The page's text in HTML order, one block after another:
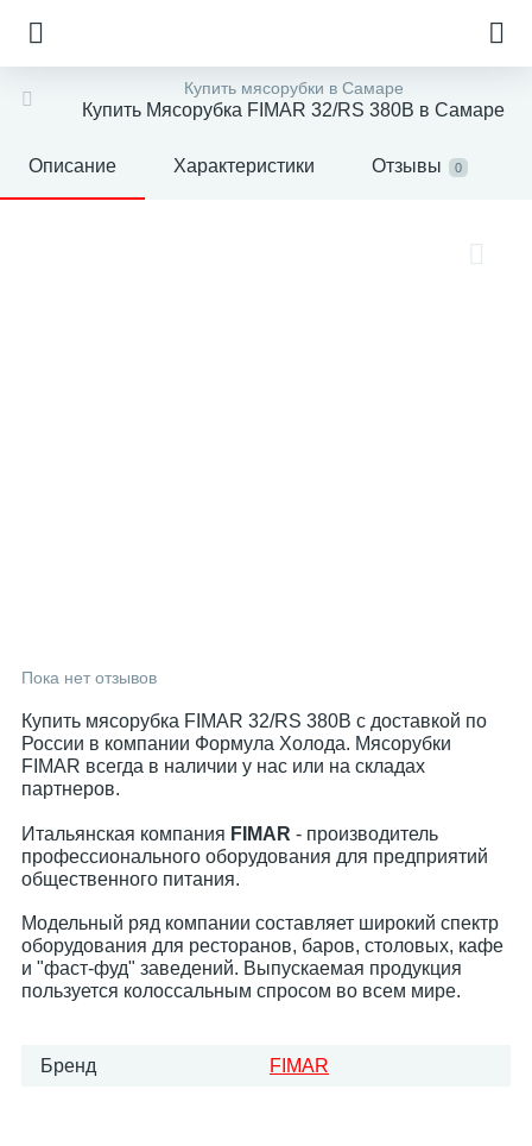
Купить мясорубки в Самаре
Купить Мясорубка FIMAR 32/RS 380В в Самаре
Описание Характеристики Отзывы 0
Пока нет отзывов
Купить мясорубка FIMAR 32/RS 380В с доставкой по
России в компании Формула Холода. Мясорубки
FIMAR всегда в наличии у нас или на складах
партнеров.
Итальянская компания FIMAR - производитель
профессионального оборудования для предприятий
общественного питания.
Модельный ряд компании составляет широкий спектр
оборудования для ресторанов, баров, столовых, кафе
и "фаст-фуд" заведений. Выпускаемая продукция
пользуется колоссальным спросом во всем мире.
Бренд FIMAR